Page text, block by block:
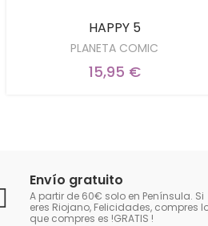
HAPPY 5
PLANETA COMIC
15,95 €
Envío gratuito
A partir de 60€ solo en Península. Si
eres Riojano, Felicidades, compres
que compres es !GRATIS !